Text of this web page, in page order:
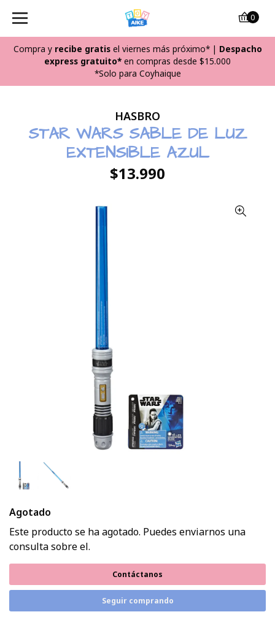
Compra y recibe gratisel viernes más próximo*| Despacho
express gratuito* en compras desde $15.000
*Solo para Coyhaique
0
HASBRO
STAR WARS SABLE DE LUZ
EXTENSIBLE AZUL
$13.990
Agotado
Este producto se ha agotado. Puedes enviarnos una
consulta sobre el.
Contáctanos
Seguir comprando